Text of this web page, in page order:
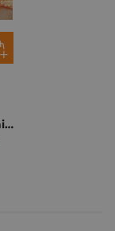
Zbrodnia piętro niżej Agentki bez licencji